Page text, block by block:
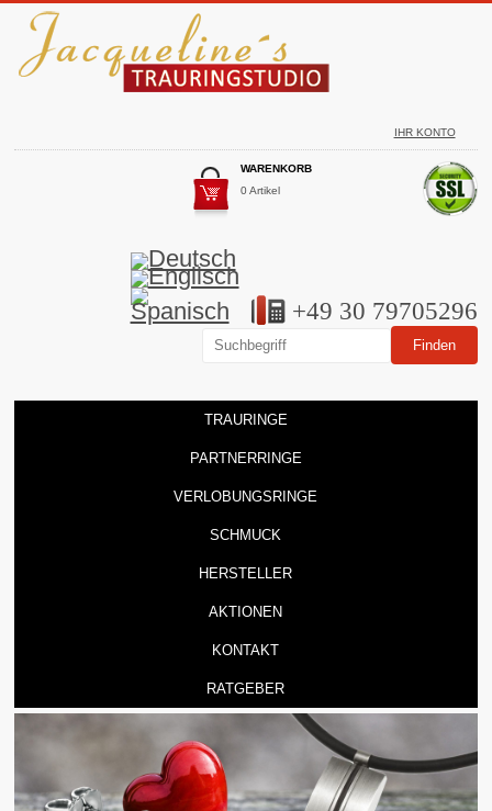
IHR KONTO
WARENKORB
0 Artikel
+49 30 79705296
TRAURINGE
PARTNERRINGE
VERLOBUNGSRINGE
SCHMUCK
HERSTELLER
AKTIONEN
KONTAKT
RATGEBER